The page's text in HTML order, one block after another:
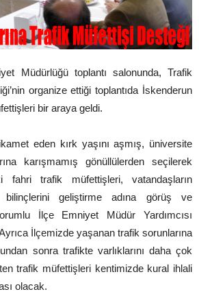
Müdürlüğü toplantı salonunda, Trafik
organize ettiği toplantıda İskenderun
bir araya geldi.
eden kırk yaşını aşmış, üniversite
karışmamış gönüllülerden seçilerek
fahri trafik müfettişleri, vatandaşların
bilinçlerini geliştirme adına görüş ve
İlçe Emniyet Müdür Yardımcısı
İlçemizde yaşanan trafik sorunlarına
sonra trafikte varlıklarını daha çok
trafik müfettişleri kentimizde kural ihlali
olacak.